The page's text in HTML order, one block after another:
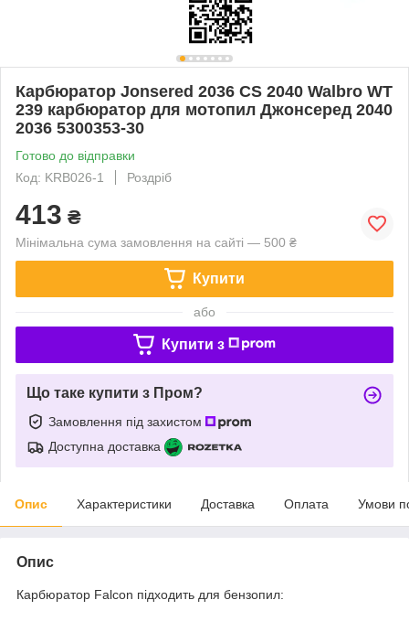
Карбюратор Jonsered 2036 CS 2040 Walbro WT
239 карбюратор для мотопил Джонсеред 2040
2036 5300353-30
Готово до відправки
Код: KRB026-1
Роздріб
413 ₴
Мінімальна сума замовлення на сайті — 500 ₴
Купити
або
Купити з
Що таке купити з Пром?
Замовлення під захистом
Доступна доставка
Опис Характеристики Доставка Оплата Умови
Опис
Карбюратор Falcon підходить для бензопил: